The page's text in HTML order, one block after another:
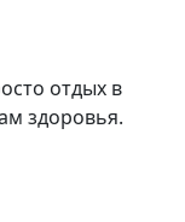
отдых в
здоровья.